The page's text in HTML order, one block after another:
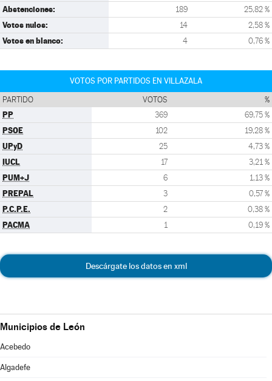
Abstenciones: 189 25,82 %
Votos nulos: 14 2,58 %
Votos en blanco: 4 0,76 %
VOTOS POR PARTIDOS EN VILLAZALA
PARTIDO VOTOS %
PP 369 69,75 %
PSOE 102 19,28 %
UPyD 25 4,73 %
IUCL 17 3,21 %
PUM+J 6 1,13 %
PREPAL 3 0,57 %
P.C.P.E. 2 0,38 %
PACMA 1 0,19 %
Descárgate los datos en xml
Municipios de León
Acebedo
Algadefe